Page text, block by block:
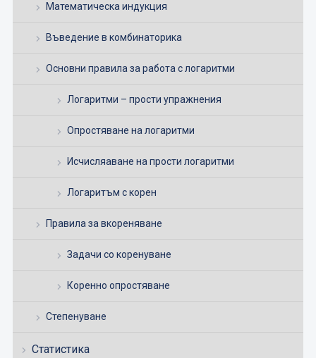
Математическа индукция
Въведение в комбинаторика
Основни правила за работа с логаритми
Логаритми – прости упражнения
Опростяване на логаритми
Исчисляаване на прости логаритми
Логаритъм с корен
Правила за вкореняване
Задачи со коренуване
Коренно опростяване
Степенуване
Статистика